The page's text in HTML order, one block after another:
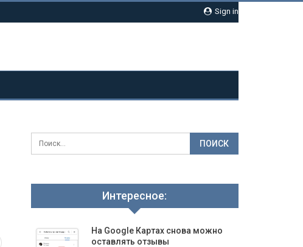
Sign in
Интересное:
На Google Картах снова можно
оставлять отзывы